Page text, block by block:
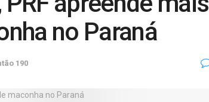
no Paraná
190